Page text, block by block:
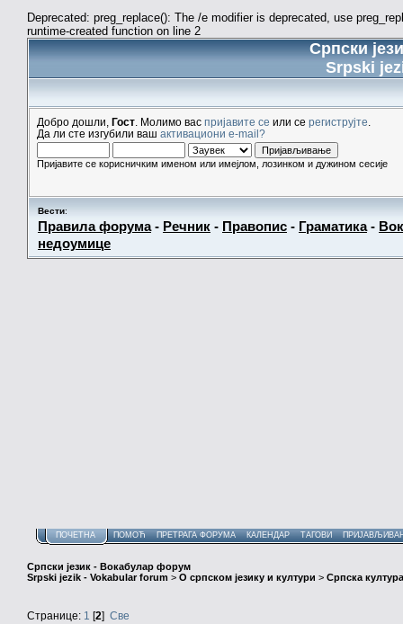
Deprecated: preg_replace(): The /e modifier is deprecated, use
runtime-created function on line 2
Српски
Srpski
Добро дошли, Гост . Молимо вас пријавите се или се региструјте
Да ли сте изгубили ваш активациони e-mail?
Пријавите се корисничким именом или имејлом, лозинком и дужином сесије
Вести:
Правила форума- Речник - Правопис - Граматика-
недоумице
ПОЧЕТНА ПОМОЋ ПРЕТРАГА ФОРУМА КАЛЕНДАР ТАГОВИ
Српски језик - Вокабулар форум
Srpski jezik - Vokabular forum > О српском језику и култури > Српска
Странице: 1 [2] Све